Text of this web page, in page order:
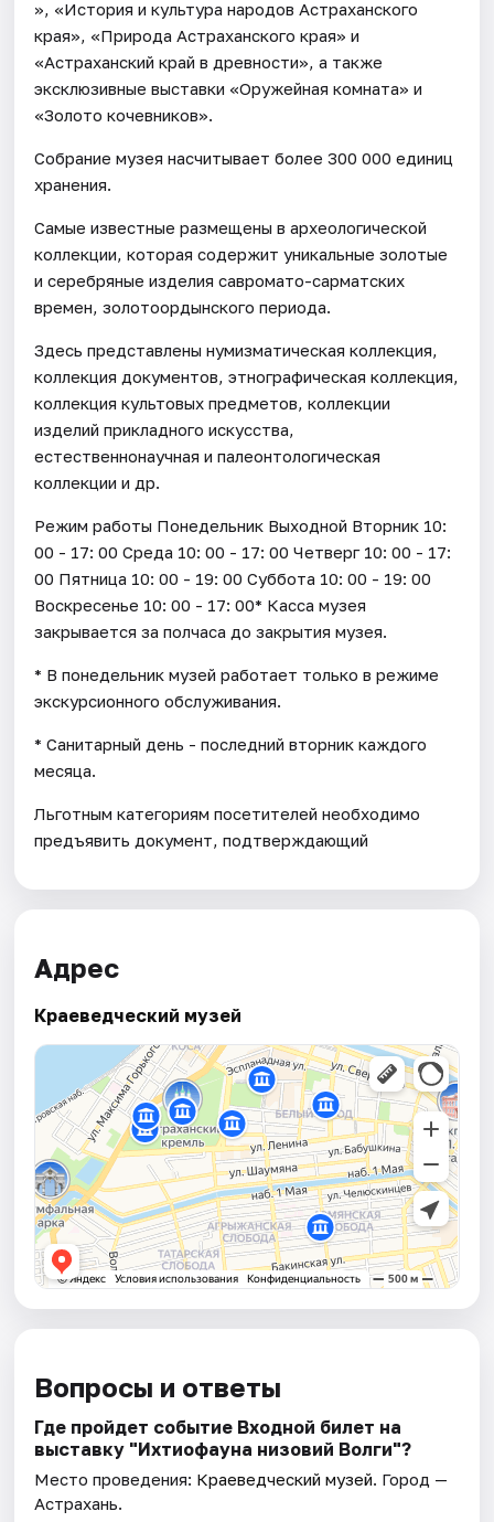
», «История и культура народов Астраханского
края», «Природа Астраханского края» и
«Астраханский край в древности», а также
эксклюзивные выставки «Оружейная комната» и
«Золото кочевников».
Собрание музея насчитывает более 300 000 единиц
хранения.
Самые известные размещены в археологической
коллекции, которая содержит уникальные золотые
и серебряные изделия савромато-сарматских
времен, золотоордынского периода.
Здесь представлены нумизматическая коллекция,
коллекция документов, этнографическая коллекция,
коллекция культовых предметов, коллекции
изделий прикладного искусства,
естественнонаучная и палеонтологическая
коллекции и др.
Режим работы Понедельник Выходной Вторник 10:
00 - 17: 00 Среда 10: 00 - 17: 00 Четверг 10: 00 - 17:
00 Пятница 10: 00 - 19: 00 Суббота 10: 00 - 19: 00
Воскресенье 10: 00 - 17: 00* Касса музея
закрывается за полчаса до закрытия музея.
* В понедельник музей работает только в режиме
экскурсионного обслуживания.
* Санитарный день - последний вторник каждого
месяца.
Льготным категориям посетителей необходимо
предъявить документ, подтверждающий
Адрес
Краеведческий музей
Вопросы и ответы
Где пройдет событие Входной билет на
выставку "Ихтиофауна низовий Волги"?
Место проведения: Краеведческий музей. Город —
Астрахань.